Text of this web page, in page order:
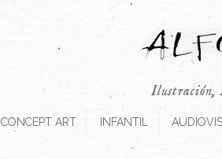
Ilustración,
CONCEPT ART INFANTIL